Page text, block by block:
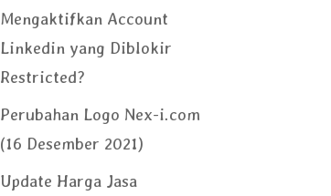
Mengaktifkan Account
Linkedin yang Diblokir
Restricted?
Perubahan Logo Nex-i.com
(16 Desember 2021)
Update Harga Jasa